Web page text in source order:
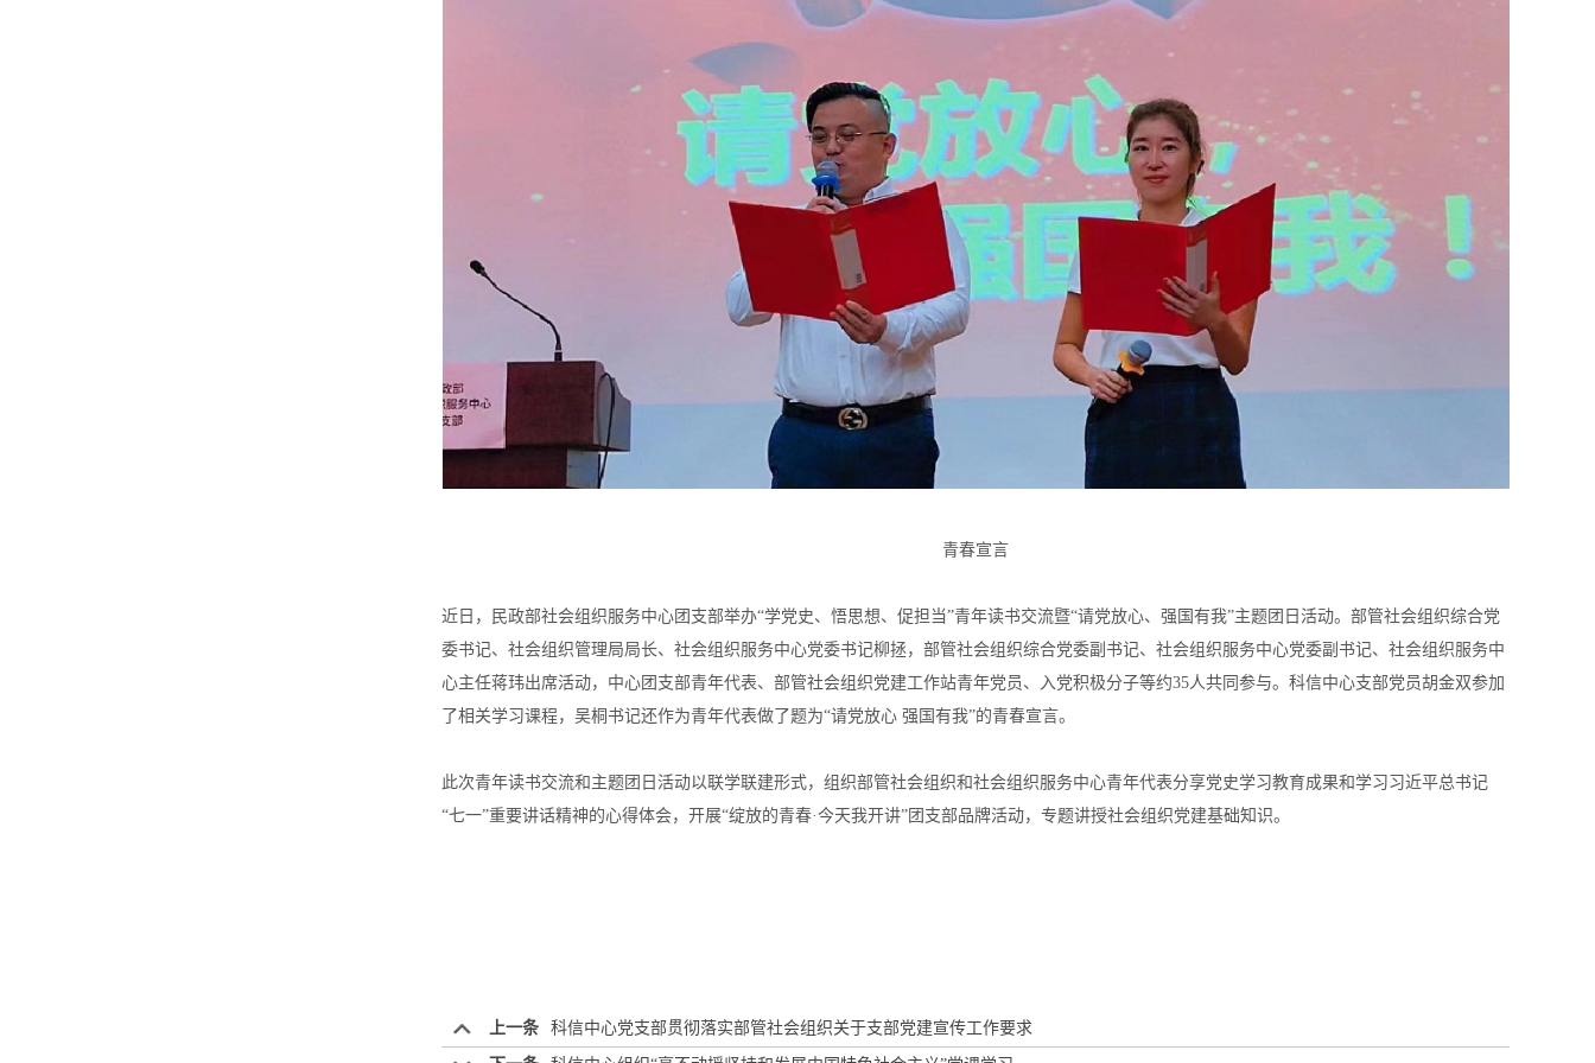
青春宣言
近日，民政部社会组织服务中心团支部举办“学党史、悟思想、促担当”青年读书交流暨“请党放心、强国有我”主题团日活动。部管社会组织综合党
委书记、社会组织管理局局长、社会组织服务中心党委书记柳拯，部管社会组织综合党委副书记、社会组织服务中心党委副书记、社会组织服务中
心主任蒋玮出席活动，中心团支部青年代表、部管社会组织党建工作站青年党员、入党积极分子等约35人共同参与。科信中心支部党员胡金双参加
了相关学习课程，吴桐书记还作为青年代表做了题为“请党放心 强国有我”的青春宣言。
此次青年读书交流和主题团日活动以联学联建形式，组织部管社会组织和社会组织服务中心青年代表分享党史学习教育成果和学习习近平总书记
“七一”重要讲话精神的心得体会，开展“绽放的青春·今天我开讲”团支部品牌活动，专题讲授社会组织党建基础知识。
上一条 科信中心党支部贯彻落实部管社会组织关于支部党建宣传工作要求